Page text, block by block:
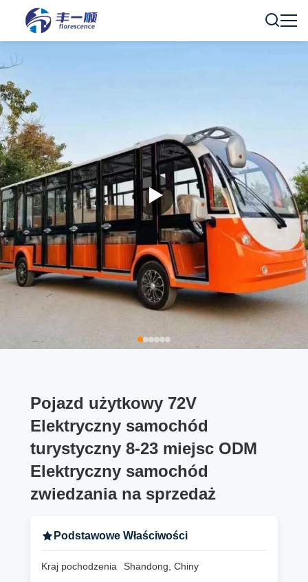
Pojazd użytkowy 72V
Elektryczny samochód
turystyczny 8-23 miejsc ODM
Elektryczny samochód
zwiedzania na sprzedaż
Podstawowe Właściwości
Kraj pochodzenia
Shandong, Chiny